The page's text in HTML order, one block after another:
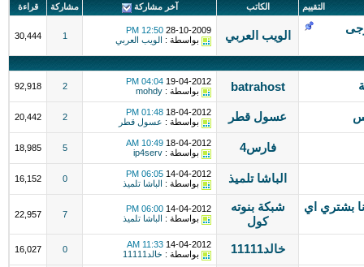
التقييم
الكاتب آخر مشاركة مشاركة قراءة
الويب العربي 28-10-2009
12:50 PM
بواسطة :
الويب العربي 1
30,444
batrahost
19-04-2012
04:04 PM
بواسطة : mohdy
2
92,918
عسول قطر 18-04-2012
01:48 PM
بواسطة : عسول قطر 2
20,442
فارس4 18-04-2012
10:49 AM
بواسطة : ip4serv
5
18,985
الباشا تلميذ 14-04-2012
06:05 PM
بواسطة :
الباشا تلميذ 0
16,152
بشتري اي
شبكة بنوته
كول
14-04-2012
06:00 PM
بواسطة :
الباشا تلميذ 7
22,957
خالد11111 14-04-2012
11:33 AM
بواسطة : خالد11111 0
16,027